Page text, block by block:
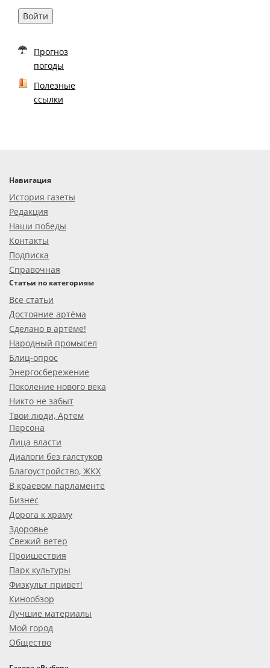
Войти
Прогноз
погоды
Полезные
ссылки
Навигация
История газеты
Редакция
Наши победы
Контакты
Подписка
Справочная
Статьи по категориям
Все статьи
Достояние артёма
Сделано в артёме!
Народный промысел
Блиц-опрос
Энергосбережение
Поколение нового века
Никто не забыт
Твои люди, Артем
Персона
Лица власти
Диалоги без галстуков
Благоустройство, ЖКХ
В краевом парламенте
Бизнес
Дорога к храму
Здоровье
Свежий ветер
Проишествия
Парк культуры
Физкульт привет!
Кинообзор
Лучшие материалы
Мой город
Общество